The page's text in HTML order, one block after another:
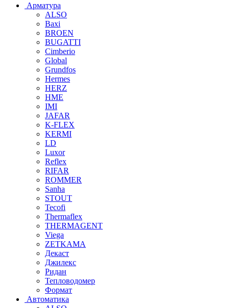
Арматура
ALSO
Baxi
BROEN
BUGATTI
Cimberio
Global
Grundfos
Hermes
HERZ
HME
IMI
JAFAR
K-FLEX
KERMI
LD
Luxor
Reflex
RIFAR
ROMMER
Sanha
STOUT
Tecofi
Thermaflex
THERMAGENT
Viega
ZETKAMA
Декаст
Джилекс
Ридан
Тепловодомер
Формат
Автоматика